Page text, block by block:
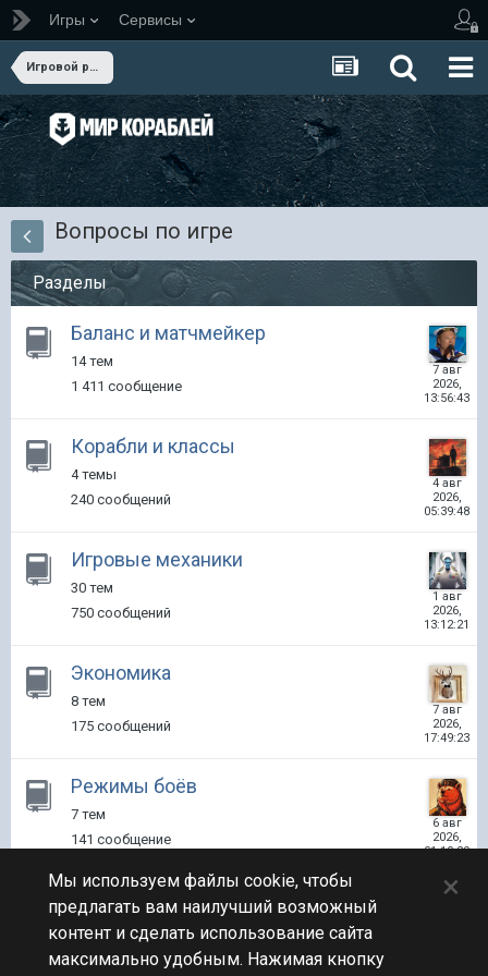
Игры Сервисы
Игровой раздел
Вопросы по игре
Разделы
Баланс и матчмейкер
14 тем
1 411 сообщение
7 авг
2026,
13:56:43
Корабли и классы
4 темы
240 сообщений
4 авг
2026,
05:39:48
Игровые механики
30 тем
750 сообщений
1 авг
2026,
13:12:21
Экономика
8 тем
175 сообщений
7 авг
2026,
17:49:23
Режимы боёв
7 тем
141 сообщение
6 авг
2026,
01:10:29
Другие вопросы
73 темы
1 215 сообщений
Мы используем файлы cookie, чтобы
предлагать вам наилучший возможный
контент и сделать использование сайта
максимально удобным. Нажимая кнопку
×